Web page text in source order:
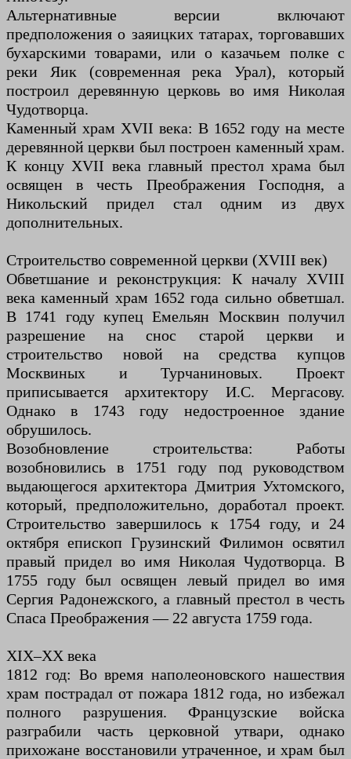
Альтернативные версии включают
предположения о заяицких татарах, торговавших
бухарскими товарами, или о казачьем полке с
реки Яик (современная река Урал), который
построил деревянную церковь во имя Николая
Чудотворца.
Каменный храм XVII века: В 1652 году на месте
деревянной церкви был построен каменный храм.
К концу XVII века главный престол храма был
освящен в честь Преображения Господня, а
Никольский придел стал одним из двух
дополнительных.
Строительство современной церкви (XVIII век)
Обветшание и реконструкция: К началу XVIII
века каменный храм 1652 года сильно обветшал.
В 1741 году купец Емельян Москвин получил
разрешение на снос старой церкви и
строительство новой на средства купцов
Москвиных и Турчаниновых. Проект
приписывается архитектору И.С. Мергасову.
Однако в 1743 году недостроенное здание
обрушилось.
Возобновление строительства: Работы
возобновились в 1751 году под руководством
выдающегося архитектора Дмитрия Ухтомского,
который, предположительно, доработал проект.
Строительство завершилось к 1754 году, и 24
октября епископ Грузинский Филимон освятил
правый придел во имя Николая Чудотворца. В
1755 году был освящен левый придел во имя
Сергия Радонежского, а главный престол в честь
Спаса Преображения — 22 августа 1759 года.
XIX–XX века
1812 год: Во время наполеоновского нашествия
храм пострадал от пожара 1812 года, но избежал
полного разрушения. Французские войска
разграбили часть церковной утвари, однако
прихожане восстановили утраченное, и храм был